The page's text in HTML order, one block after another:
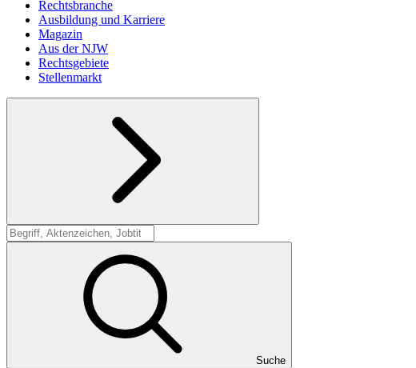
Rechtsbranche
Ausbildung und Karriere
Magazin
Aus der NJW
Rechtsgebiete
Stellenmarkt
Suche
Suche